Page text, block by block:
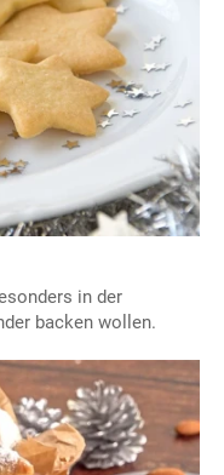
in der
backen wollen.